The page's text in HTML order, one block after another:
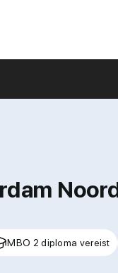
MBO 2 diploma vereist